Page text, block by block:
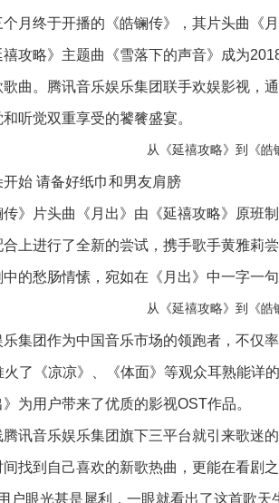
月终于开播的《皓镧传》，其片头曲《
略》主题曲《雪落下的声音》成为
曲。腾讯音乐娱乐集团联手欢娱影视，
听觉双重享受的饕餮盛宴。
请备好纸巾和男友肩膀
片头曲《月出》由《延禧攻略》原班制
上进行了全新的尝试，携手歌手黄雅莉
的愁肠情愫，宛如在《月出》中一字一句
团作为中国音乐市场的领跑者，不仅率
了《凉凉》、《体面》等观众耳熟能详
为用户带来了优质的影视OST作品。
音乐娱乐集团旗下三平台就引来歌迷的
找到自己喜欢的新歌热曲，更能在看剧
眼光甚是犀利，一眼就看出了这首歌天